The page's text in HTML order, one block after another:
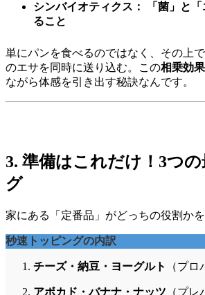
シンバイオティクス：
「菌」と
ること
単にパンを食べるのではなく、その上
のエサを同時に送り込む。この相乗効果
ながら体感を引き出す秘訣なんです。
3. 準備はこれだけ！3つ
グ
家にある「定番品」がどっちの役割かを
秒速トッピングの内訳
チーズ・納豆・ヨーグルト （プロ
アボカド・バナナ・ナッツ （プレ